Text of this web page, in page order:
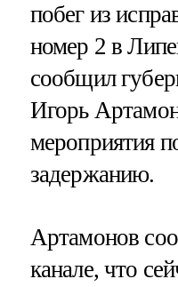
побег из
номер 2 в
сообщил
Игорь
мероприятия
задержанию.
Артамонов
канале, что